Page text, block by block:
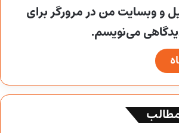
و وبسایت من در مرورگر برای
می‌نویسم.